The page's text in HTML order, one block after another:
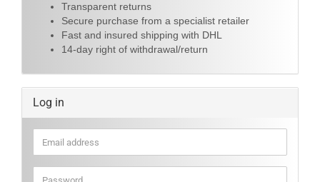
Transparent returns
Secure purchase from a specialist retailer
Fast and insured shipping with DHL
14-day right of withdrawal/return
Log in
Email
address
Password